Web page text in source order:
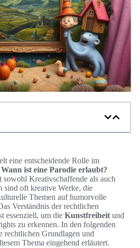
eine entscheidende Rolle im
Wann ist eine Parodie erlaubt?
sowohl Kreativschaffende als auch
sind oft kreative Werke, die
Themen auf humorvolle
Verständnis der rechtlichen
essenziell, um die Kunstfreiheit und
zu erkennen. In den folgenden
rechtlichen Grundlagen und
Thema eingehend erläutert.